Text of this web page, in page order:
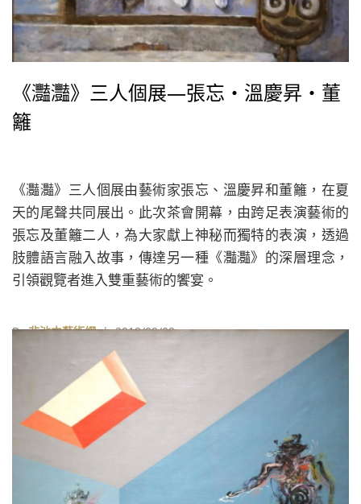
《灩灩》三人個展—張忘・溫慶昇・董
籬
《灩灩》三人個展由藝術家張忘、溫慶昇和董籬，在夏
天的尾聲共同展出。此次茶會開幕，由跨足表演藝術的
張忘及董籬二人，為大家獻上神秘而獨特的表演，透過
肢體語言融入故事，傳達另一種《灩灩》的深層理念，
引領觀覽者進入雙重藝術的饗宴。
By非池中藝術網| 2018/09/02